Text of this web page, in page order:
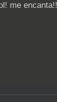
me encanta!!